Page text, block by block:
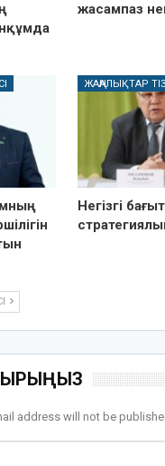
жасампаз
ЖАҢАЛЫҚТАР
Негізгі
address will not be